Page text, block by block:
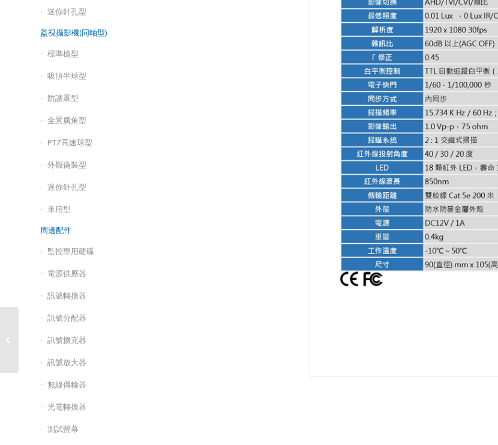
迷你針孔型
監視攝影機(同軸型)
標準槍型
吸頂半球型
防護罩型
全景廣角型
PTZ高速球型
外觀偽裝型
迷你針孔型
車用型
周邊配件
監控專用硬碟
電源供應器
訊號轉換器
訊號分配器
訊號擴充器
訊號放大器
無線傳輸器
光電轉換器
測試螢幕
160°超廣角槍型攝影機